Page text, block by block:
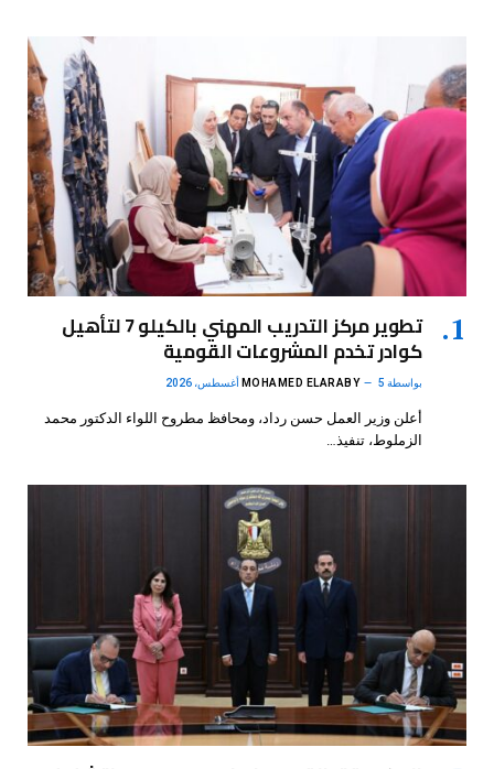
تطوير مركز التدريب المهني بالكيلو 7 لتأهيل
كوادر تخدم المشروعات القومية
بواسطة MOHAMED ELARABY 5 أغسطس، 2026
أعلن وزير العمل حسن رداد، ومحافظ مطروح اللواء الدكتور محمد
الزملوط، تنفيذ…